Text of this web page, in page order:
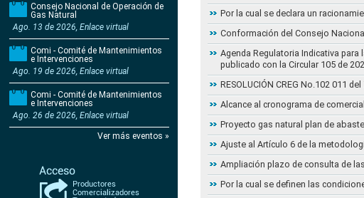
Consejo Nacional de Operación de
Gas Natural
Ago. 13 de 2026, Enlace virtual
Comi - Comité de Mantenimientos
e Intervenciones
Ago. 19 de 2026, Enlace virtual
Comi - Comité de Mantenimientos
e Intervenciones
Ago. 26 de 2026, Enlace virtual
Ver más eventos »
Por la cual se declara un
Conformación del Consejo
Agenda Regulatoria Indicativa
publicado con la Circular 105 de
RESOLUCIÓN CREG No.102 011
Alcance al cronograma de
Proyecto gas natural plan de
Ajuste al Artículo 6 de la
Ampliación plazo de consulta de
Por la cual se definen las